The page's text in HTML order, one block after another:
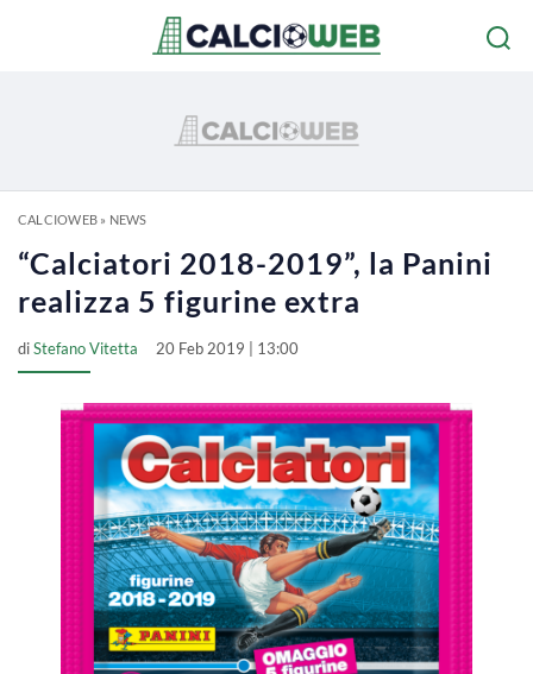
CALCIOWEB» NEWS
“Calciatori 2018-2019”, la Panini
realizza 5 figurine extra
diStefano Vitetta 20 Feb 2019 | 13:00